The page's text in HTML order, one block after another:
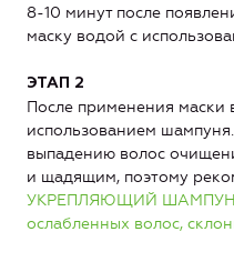
8-10 минут после
маску водой с
ЭТАП 2
После применения маски
использованием
выпадению волос
и щадящим, поэтому
УКРЕПЛЯЮЩИЙ
ослабленных волос,